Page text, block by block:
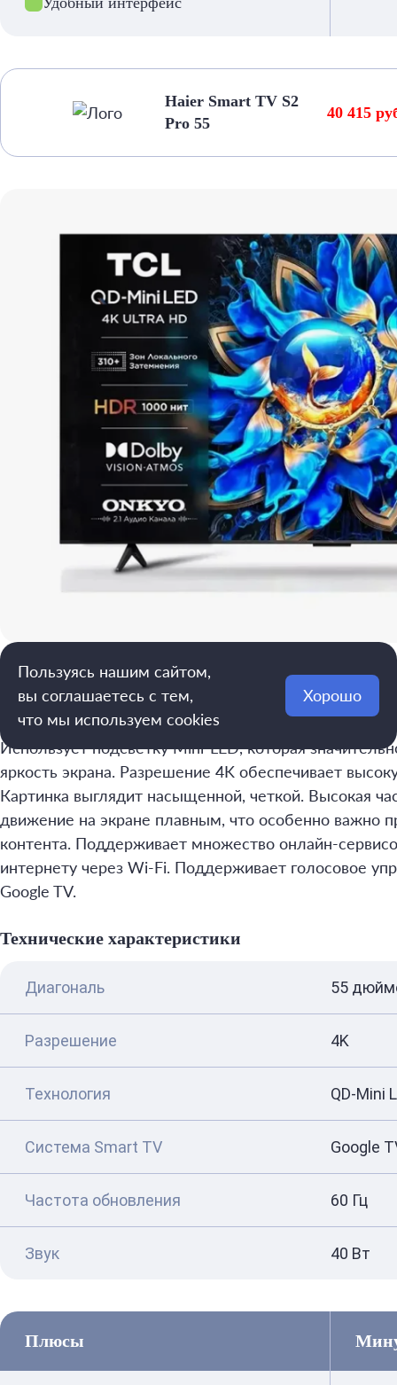
Haier Smart TV S2
Pro 55
40 415
TCL 55" Q6CS QD-Mini LED 4K HDR
TCL 55" Q6CS QD-Mini LED 4K HDR — одна из
Использует подсветку Mini-LED, которая
яркость экрана. Разрешение 4K обеспечивает
Картинка выглядит насыщенной, четкой. Высокая
движение на экране плавным, что особенно важно
контента. Поддерживает множество онлайн-
интернету через Wi-Fi. Поддерживает голосовое
Google TV.
Технические характеристики
Диагональ 55
Разрешение 4K
Технология QD-Mini
Система Smart TV Google
Частота обновления 60 Гц
Звук 40 Вт
Плюсы
Пользуясь нашим сайтом,
вы соглашаетесь с тем,
что мы используем cookies
Хорошо